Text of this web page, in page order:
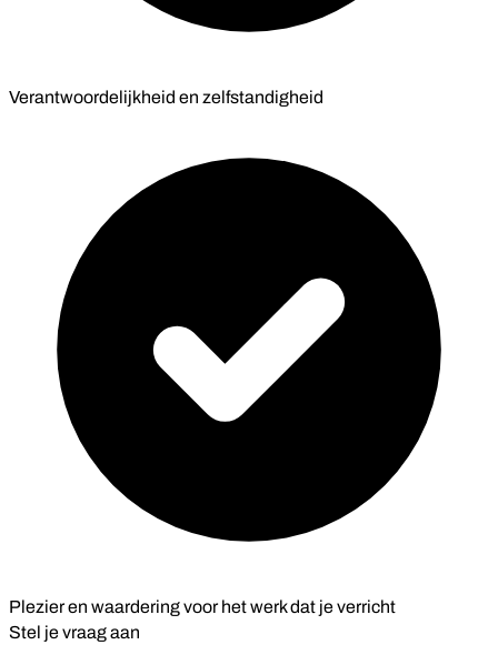
Verantwoordelijkheid en zelfstandigheid
Plezier en waardering voor het werk dat je verricht
Stel je vraag aan